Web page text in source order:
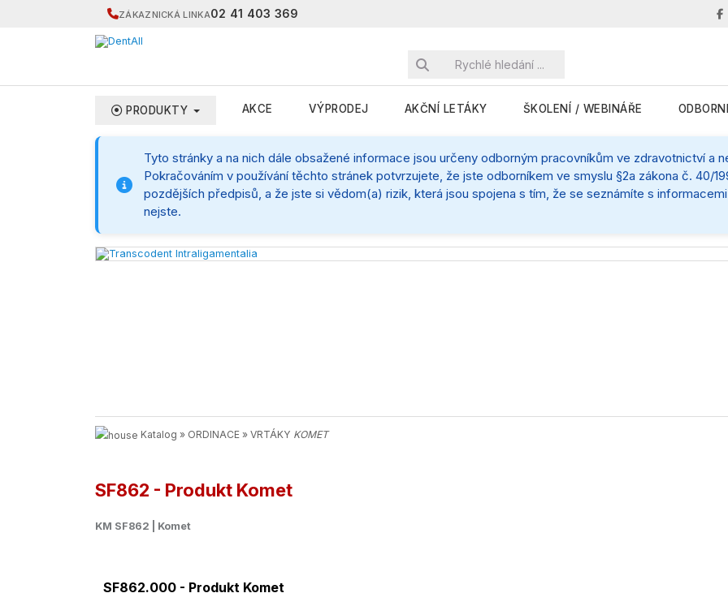
ZÁKAZNICKÁ LINKA02 41 403 369
PRODUKTY AKCE VÝPRODEJ AKČNÍ LETÁKY ŠKOLENÍ / WEBINÁŘE
Tyto stránky a na nich dále obsažené informace jsou určeny odborným pracovníkům ve zdravotnictví a
Pokračováním v používání těchto stránek potvrzujete, že jste odborníkem ve smyslu §2a zákona č. 40/
pozdějších předpisů, a že jste si vědom(a) rizik, která jsou spojena s tím, že se seznámíte s
nejste.
Katalog » ORDINACE » VRTÁKY KOMET
SF862 - Produkt Komet
KM SF862 | Komet
SF862.000 - Produkt Komet